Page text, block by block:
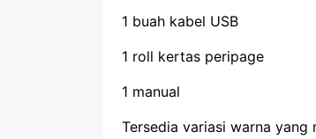
1 buah kabel USB
1 roll kertas peripage
1 manual
Tersedia variasi warna